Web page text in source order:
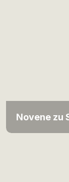
Novene zu